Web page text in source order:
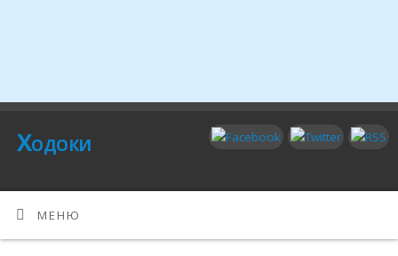
Ходоки
МЕНЮ